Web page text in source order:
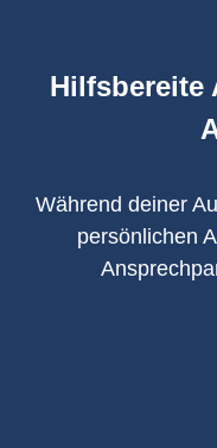
Hilfsbereite
Während deiner
persönlichen